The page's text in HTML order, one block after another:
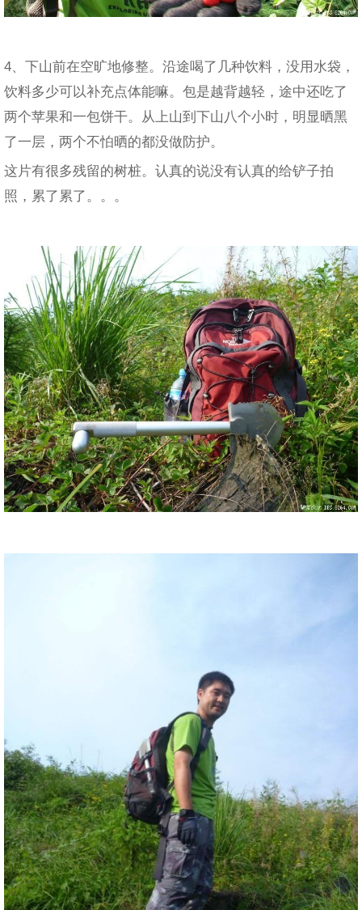
4、下山前在空旷地修整。沿途喝了几种饮料，没用水袋，
饮料多少可以补充点体能嘛。包是越背越轻，途中还吃了
两个苹果和一包饼干。从上山到下山八个小时，明显晒黑
了一层，两个不怕晒的都没做防护。
这片有很多残留的树桩。认真的说没有认真的给铲子拍
照，累了累了。。。